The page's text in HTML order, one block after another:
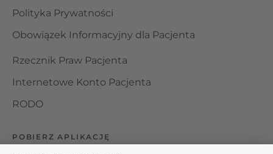
Polityka Prywatności
Obowiązek Informacyjny dla Pacjenta
Rzecznik Praw Pacjenta
Internetowe Konto Pacjenta
RODO
POBIERZ APLIKACJĘ